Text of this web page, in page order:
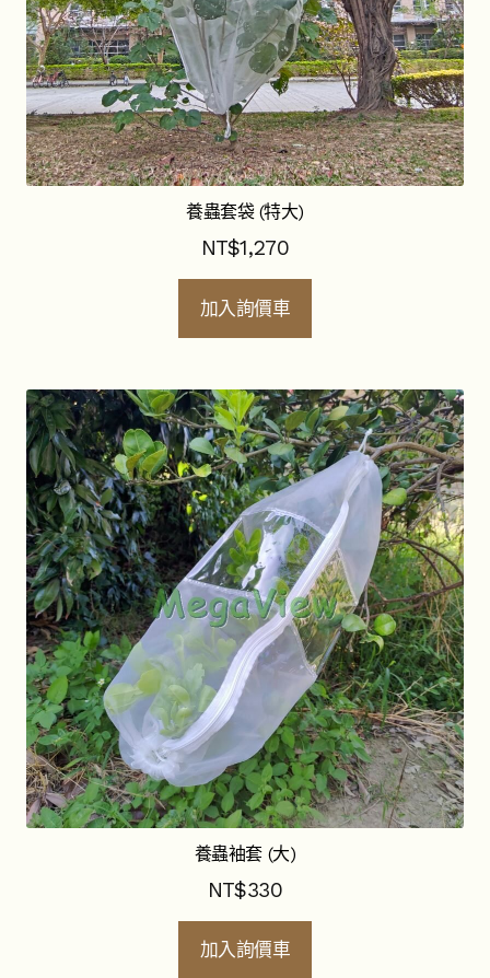
養蟲套袋 (特大)
NT$1,270
加入詢價車
養蟲袖套 (大)
NT$330
加入詢價車